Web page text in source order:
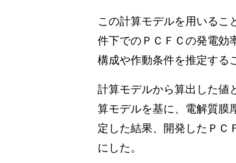
この計算モデルを用いるこ
件下でのＰＣＦＣの発電効
構成や作動条件を推定する
計算モデルから算出した値
算モデルを基に、電解質膜
定した結果、開発したＰＣ
にした。